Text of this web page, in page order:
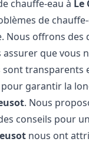
chauffe-eau à Le
de
Nous offrons des
que vous
transparents
garantir la
. Nous
conseils pour
nous ont